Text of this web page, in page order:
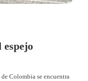
espejo
Colombia se encuentra